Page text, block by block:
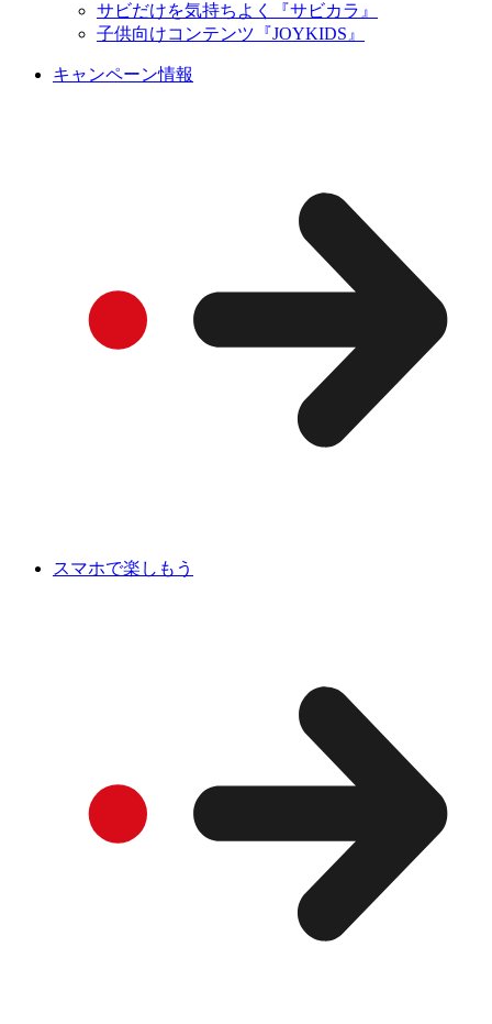
サビだけを気持ちよく『サビカラ』
子供向けコンテンツ『JOYKIDS』
キャンペーン情報
スマホで楽しもう